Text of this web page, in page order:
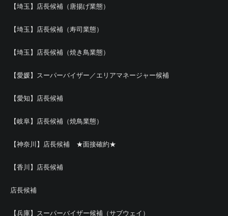
【埼玉】店長候補（唐揚げ業態）
【埼玉】店長候補（寿司業態）
【埼玉】店長候補（焼き鳥業態）
【愛媛】スーパーバイザー／エリアマネージャー候補
【愛知】店長候補
【岐阜】店長候補（焼鳥業態）
【神奈川】店長候補 ★面接確約★
【香川】店長候補
店長候補
【兵庫】スーパーバイザー候補（サブウェイ）